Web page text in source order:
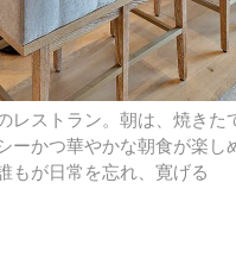
レストラン。朝は、焼きた
ーかつ華やかな朝食が楽し
もが日常を忘れ、寛げる